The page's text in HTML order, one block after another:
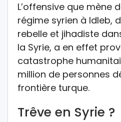
L’offensive que mène
régime syrien à Idleb,
rebelle et jihadiste
la Syrie, a en effet
catastrophe
million de personnes
frontière turque.
Trêve en Syrie ?